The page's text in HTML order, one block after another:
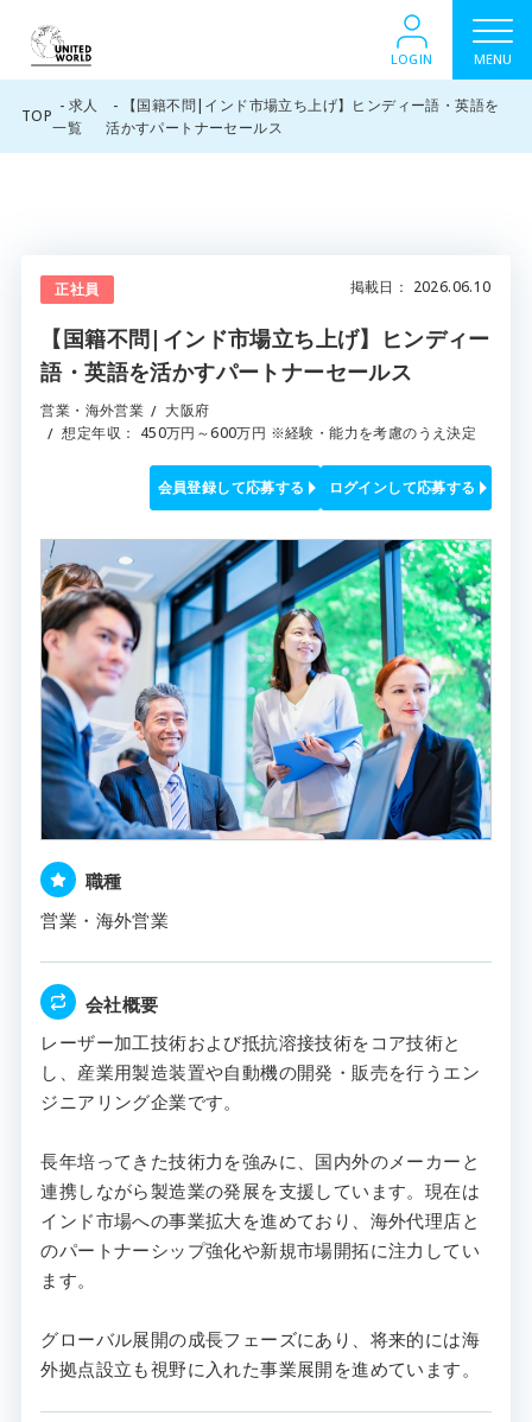
LOGIN MENU
TOP
求人
一覧
【国籍不問|インド市場立ち上げ】ヒンディー語・英語を
活かすパートナーセールス
正社員 掲載日 ： 2026.06.10
【国籍不問|インド市場立ち上げ】ヒンディー
語・英語を活かすパートナーセールス
営業・海外営業
大阪府
想定年収 ： 450万円～600万円 ※経験・能力を考慮のうえ決定
会員登録して応募する ログインして応募する
職種
営業・海外営業
会社概要
レーザー加工技術および抵抗溶接技術をコア技術と
し、産業用製造装置や自動機の開発・販売を行うエン
ジニアリング企業です。
長年培ってきた技術力を強みに、国内外のメーカーと
連携しながら製造業の発展を支援しています。現在は
インド市場への事業拡大を進めており、海外代理店と
のパートナーシップ強化や新規市場開拓に注力してい
ます。
グローバル展開の成長フェーズにあり、将来的には海
外拠点設立も視野に入れた事業展開を進めています。